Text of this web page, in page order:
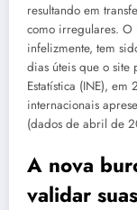
resultando em
como irregulares. O
infelizmente, tem
dias úteis que o site
Estatística (INE),
internacionais
(dados de abril de
A nova
validar